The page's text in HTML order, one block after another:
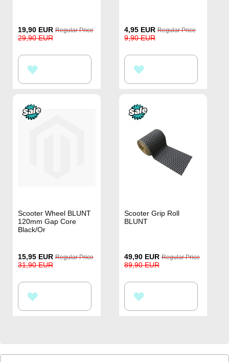
Special
Price
19,90 EUR Regular Price
29,90 EUR
A
Special
Price
4,95 EUR Regular Price
9,90 EUR
A
Scooter Wheel BLUNT
120mm Gap Core
Black/Or
Special
Price
15,95 EUR Regular Price
31,90 EUR
A
Scooter Grip Roll
BLUNT
Special
Price
49,90 EUR Regular Price
89,90 EUR
A